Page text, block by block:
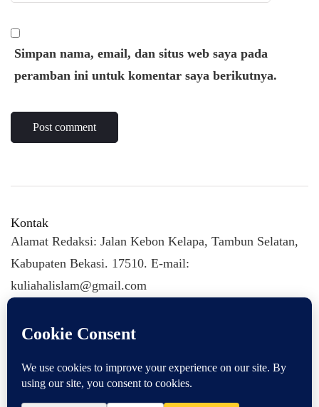
Simpan nama, email, dan situs web saya pada
peramban ini untuk komentar saya berikutnya.
Kontak
Alamat Redaksi: Jalan Kebon Kelapa, Tambun Selatan,
Kabupaten Bekasi. 17510. E-mail:
kuliahalislam@gmail.com
KULIAHALISLAM.COM Copyright (C) 2026